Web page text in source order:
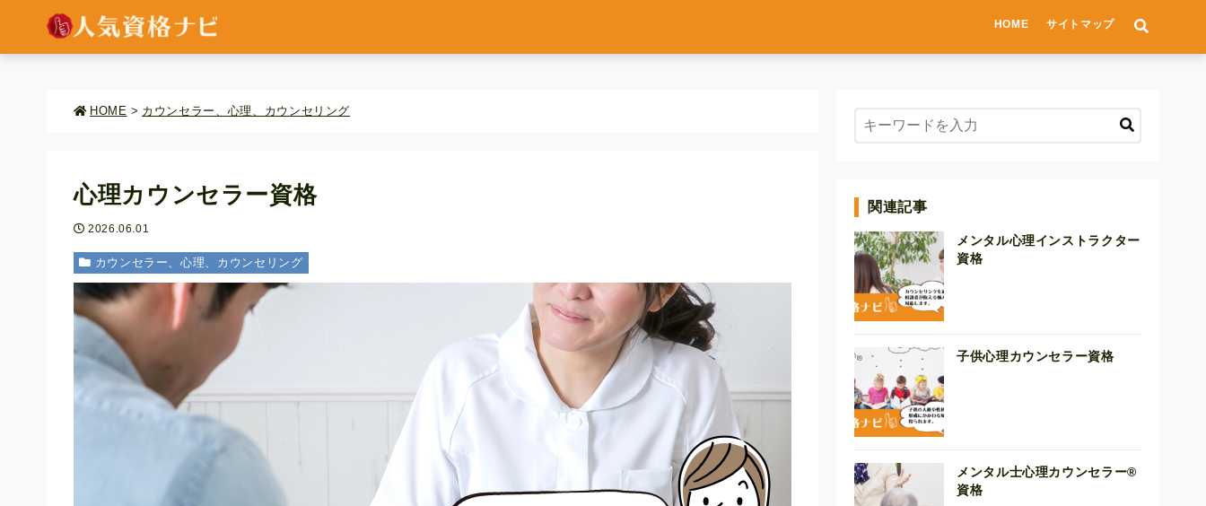
HOME サイトマップ
HOME > カウンセラー、心理、カウンセリング
心理カウンセラー資格
2026.06.01
カウンセラー、心理、カウンセリング
関連記事
メンタル心理インストラクター
資格
子供心理カウンセラー資格
メンタル士心理カウンセラー®
資格